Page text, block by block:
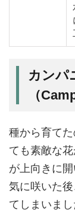
カンパ
（
種から育て
ても素敵な
が上向きに
気に咲いた
てしまいまし